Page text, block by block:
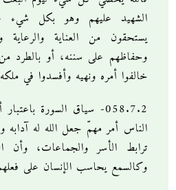
الشهيد عليهم وهو بكل شيء
يستحقون من العناية والرعاية
وحفاظهم على سننه، أو بالطرد
خالفوا أمره ونهيه وأفسدوا في
058.7.2- سياق السورة
الناس أمر مهمّ جعل الله له آدابه
ترابط الأسر والجماعات،
وكالسمع يحاسب الإنسان على